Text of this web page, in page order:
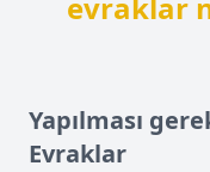
evraklar
Yapılması
Evraklar